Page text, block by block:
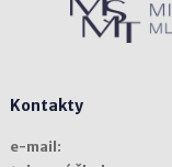
Kontakty
e-mail: